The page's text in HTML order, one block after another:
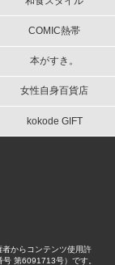
COMIC熱帯
本がすき。
女性自身百貨店
kokode GIFT
からコンテンツ使用許
第6091713号）です。